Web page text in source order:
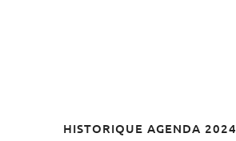
HISTORIQUE AGENDA 2024